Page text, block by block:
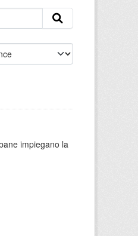
impiegano la